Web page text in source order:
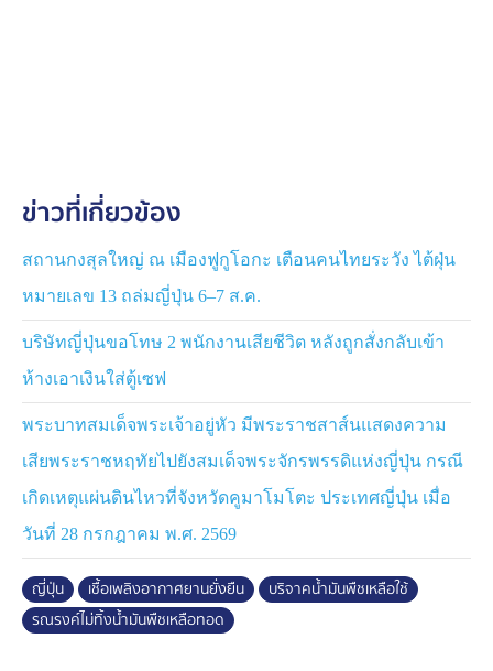
ข่าวที่เกี่ยวข้อง
สถานกงสุลใหญ่ ณ เมืองฟูกูโอกะ เตือนคนไทยระวัง ไต้ฝุ่น
หมายเลข 13 ถล่มญี่ปุ่น 6–7 ส.ค.
บริษัทญี่ปุ่นขอโทษ 2 พนักงานเสียชีวิต หลังถูกสั่งกลับเข้า
ห้างเอาเงินใส่ตู้เซฟ
พระบาทสมเด็จพระเจ้าอยู่หัว มีพระราชสาส์นแสดงความ
เสียพระราชหฤทัยไปยังสมเด็จพระจักรพรรดิแห่งญี่ปุ่น กรณี
เกิดเหตุแผ่นดินไหวที่จังหวัดคูมาโมโตะ ประเทศญี่ปุ่น เมื่อ
วันที่ 28 กรกฎาคม พ.ศ. 2569
ญี่ปุ่น เชื้อเพลิงอากาศยานยั่งยืน
บริจาคน้ำมันพืชเหลือใช้
รณรงค์ไม่ทิ้งน้ำมันพืชเหลือทอด